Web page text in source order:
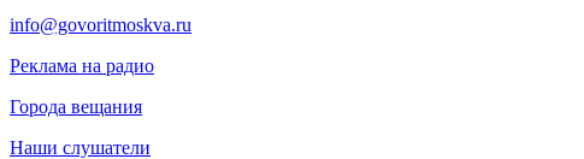
info@govoritmoskva.ru
Реклама на радио
Города вещания
Наши слушатели